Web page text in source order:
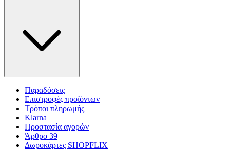
πληροφορίες σχετικά με την από μέρους σας χρήση της
τοποθεσίας μας στους συνεργάτες μέσων κοινωνικής
Παραδόσεις
Επιστροφές προϊόντων
Τρόποι πληρωμής
Klarna
Προστασία αγορών
Άρθρο 39
Δωροκάρτες SHOPFLIX